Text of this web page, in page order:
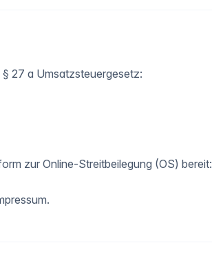
27 a Umsatzsteuergesetz:
zur Online-Streitbeilegung (OS) bereit: